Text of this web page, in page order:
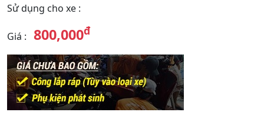
Sử dụng cho xe :
Giá : 800,000đ